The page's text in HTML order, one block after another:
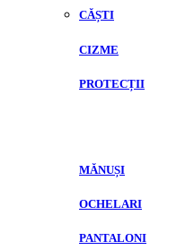
CĂȘTI
CIZME
PROTECȚII
MĂNUȘI
OCHELARI
PANTALONI